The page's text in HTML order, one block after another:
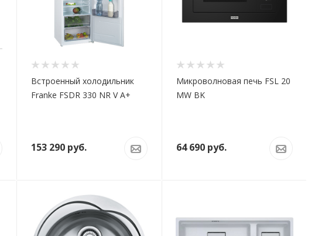
Встроенный холодильник
Franke FSDR 330 NR V A+
153 290руб.
Микроволновая печь FSL 20
MW BK
64 690руб.